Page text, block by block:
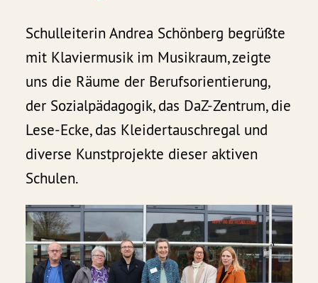
Schulleiterin Andrea Schönberg begrüßte
mit Klaviermusik im Musikraum, zeigte
uns die Räume der Berufsorientierung,
der Sozialpädagogik, das DaZ-Zentrum, die
Lese-Ecke, das Kleidertauschregal und
diverse Kunstprojekte dieser aktiven
Schulen.